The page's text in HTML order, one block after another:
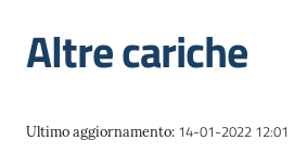
Servizi
Novità
Altre cariche
Ultimo aggiornamento: 14-01-2022 12:01